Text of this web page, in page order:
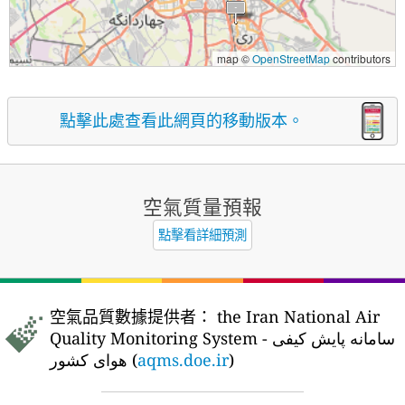
map ©OpenStreetMapcontributors
點擊此處查看此網頁的移動版本。
空氣質量預報
點擊看詳細預測
空氣品質數據提供者： the Iran National Air
Quality Monitoring System - سامانه پایش کیفی
هوای کشور (aqms.doe.ir)